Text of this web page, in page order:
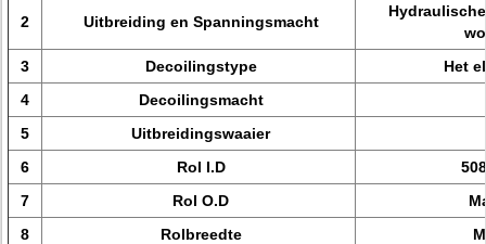
2 Uitbreiding en Spanningsmacht
3
Decoilingstype
Het
4
Decoilingsmacht
5
Uitbreidingswaaier
6
Rol I.D
7
Rol O.D
8
Rolbreedte